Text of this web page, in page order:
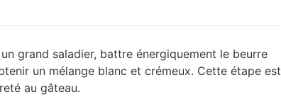
grand saladier, battre énergiquement le beurre
un mélange blanc et crémeux. Cette étape est
au gâteau.